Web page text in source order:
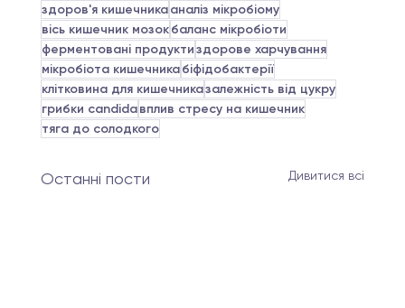
здоров'я кишечникааналіз мікробіому
вісь кишечник мозокбаланс мікробіоти
ферментовані продуктиздорове харчування
мікробіота кишечникабіфідобактерії
клітковина для кишечниказалежність від цукру
грибки candidaвплив стресу на кишечник
тяга до солодкого
Останні пости Дивитися всі